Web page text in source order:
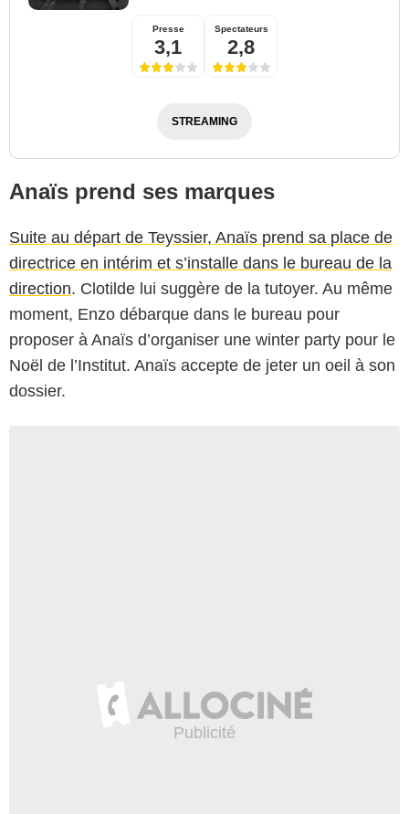
Presse
3,1
Spectateurs
2,8
STREAMING
Anaïs prend ses marques
Suite au départ de Teyssier, Anaïs prend sa place de
directrice en intérim et s’installe dans le bureau de la
direction. Clotilde lui suggère de la tutoyer. Au même
moment, Enzo débarque dans le bureau pour
proposer à Anaïs d’organiser une winter party pour le
Noël de l’Institut. Anaïs accepte de jeter un oeil à son
dossier.